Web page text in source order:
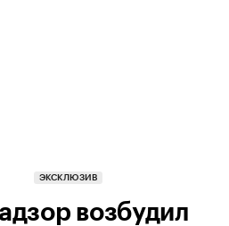
ЭКСКЛЮЗИВ
возбудил